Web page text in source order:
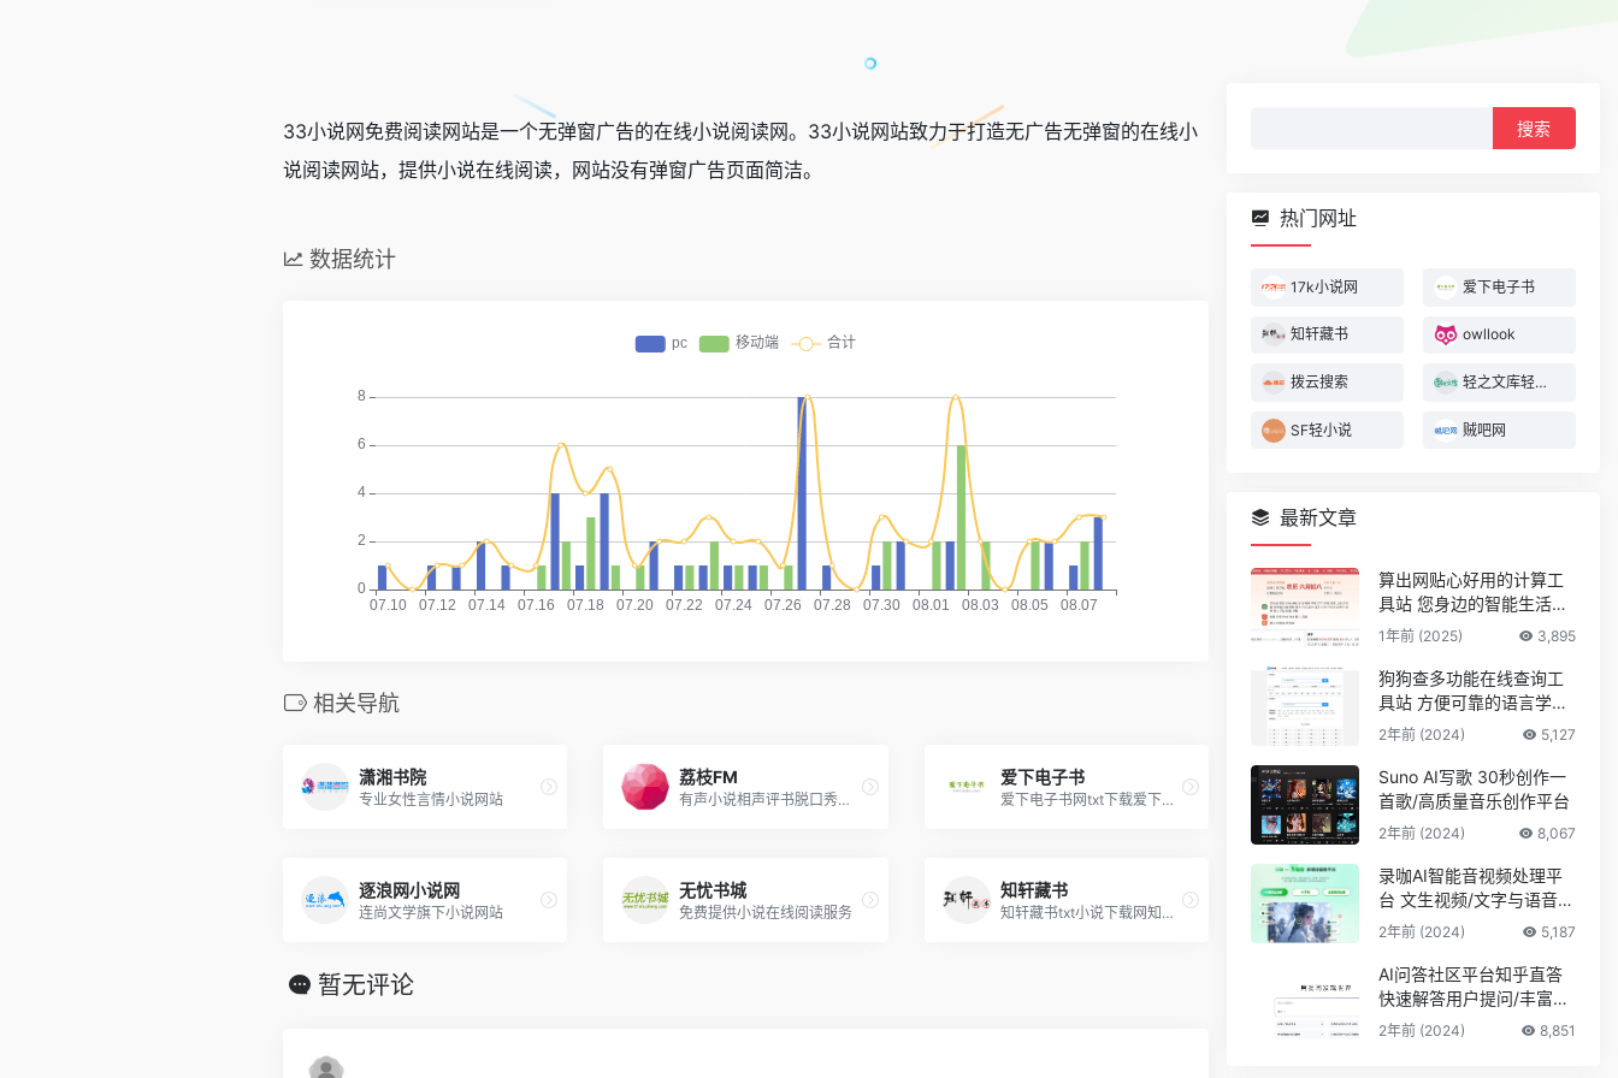
33小说网免费阅读网站是一个无弹窗广告的在线小说阅读网。33小说网站致力于打造无广告无弹窗的在线小
说阅读网站，提供小说在线阅读，网站没有弹窗广告页面简洁。
数据统计
相关导航
潇湘书院
专业女性言情小说网站
荔枝FM
有声小说相声评书脱口秀广播剧听书直播FM
爱下电子书
爱下电子书网txt下载爱下电子书 epub
逐浪网小说网
连尚文学旗下小说网站
无忧书城
免费提供小说在线阅读服务
知轩藏书
知轩藏书txt小说下载网知轩藏书精校版txt下载
暂无评论
热门网址
17k小说网 爱下电子书
知轩藏书 owllook
拨云搜索 轻之文库轻小说
SF轻小说 贼吧网
最新文章
算出网贴心好用的计算工
具站 您身边的智能生活计
算助手
1年前 (2025) 3,895
狗狗查多功能在线查询工
具站 方便可靠的语言学习
平台
2年前 (2024) 5,127
Suno AI写歌 30秒创作一
首歌/高质量音乐创作平台
2年前 (2024) 8,067
录咖AI智能音视频处理平
台 文生视频/文字与语音互
转
2年前 (2024) 5,187
AI问答社区平台知乎直答
快速解答用户提问/丰富的
专业知识储备
2年前 (2024) 8,851